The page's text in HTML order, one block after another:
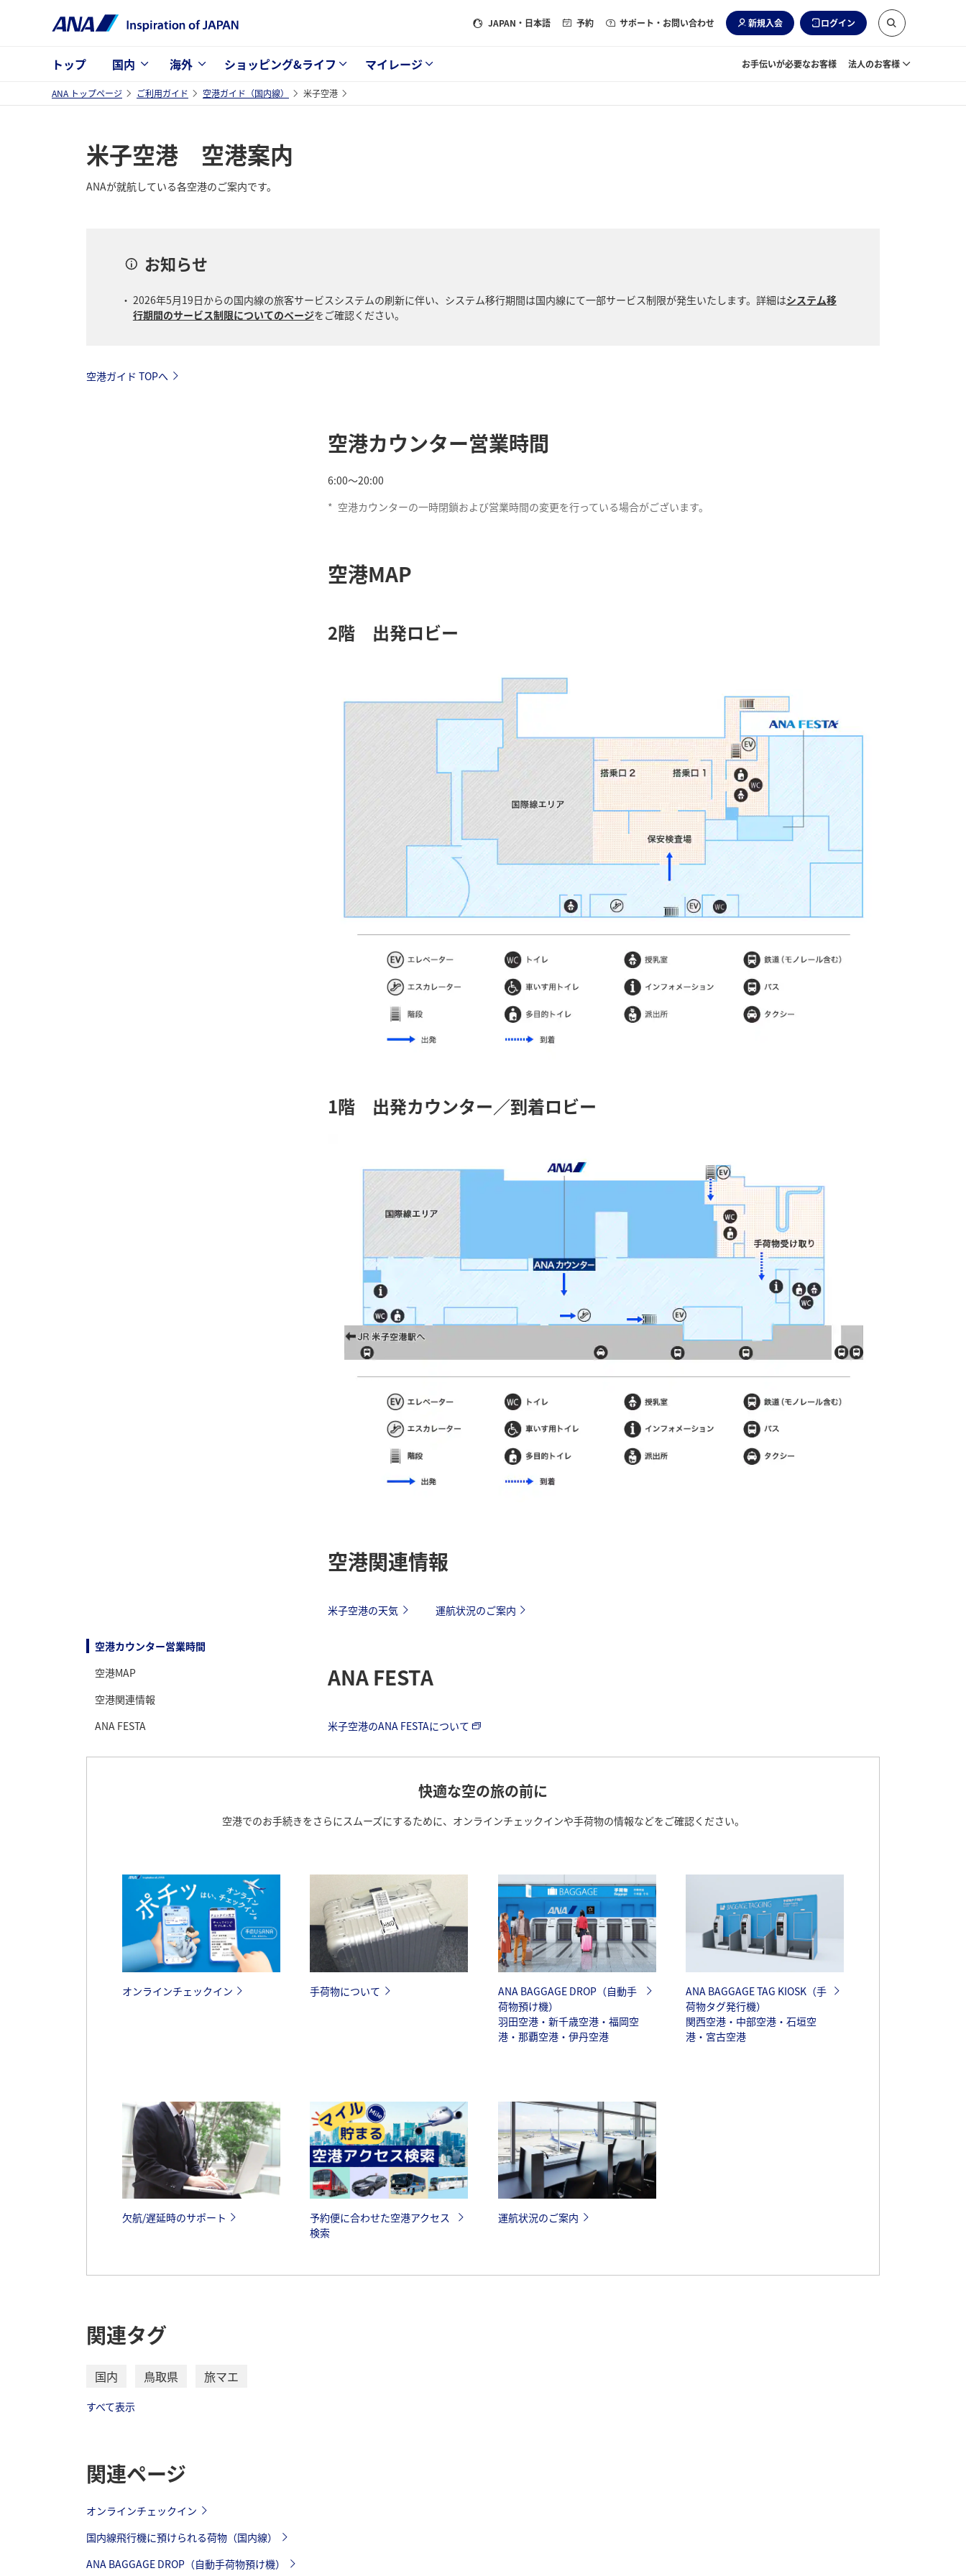
JAPAN ・日本語 予約 サポート・お問い合わせ 新規入会 ログイン
トップ 国内 海外 ショッピング&ライフ マイレージ お手伝いが必要なお客様 法人のお客様
ANA トップページ ご利用ガイド 空港ガイド（国内線） 米子空港
米子空港 空港案内
ANAが就航している各空港のご案内です。
お知らせ
2026年5月19日からの国内線の旅客サービスシステムの刷新に伴い、システム移行期間は国内線にて一部サービス制限が発生いたします。詳細はシステム移
行期間のサービス制限についてのページをご確認ください。
空港ガイド TOPへ
空港カウンター営業時間
空港MAP
空港関連情報
ANA FESTA
空港カウンター営業時間
6:00～20:00
* 空港カウンターの一時閉鎖および営業時間の変更を行っている場合がございます。
空港MAP
2階 出発ロビー
1階 出発カウンター／到着ロビー
空港関連情報
米子空港の天気 運航状況のご案内
ANA FESTA
米子空港のANA FESTAについて
快適な空の旅の前に
空港でのお手続きをさらにスムーズにするために、オンラインチェックインや手荷物の情報などをご確認ください。
オンラインチェックイン 手荷物について
ANA BAGGAGE DROP（自動手
荷物預け機）
羽田空港・新千歳空港・福岡空
港・那覇空港・伊丹空港
ANA BAGGAGE TAG KIOSK（手
荷物タグ発行機）
関西空港・中部空港・石垣空
港・宮古空港
欠航/遅延時のサポート
予約便に合わせた空港アクセス
検索
運航状況のご案内
関連タグ
国内 鳥取県 旅マエ
すべて表示
関連ページ
オンラインチェックイン
国内線飛行機に預けられる荷物（国内線）
ANA BAGGAGE DROP（自動手荷物預け機）